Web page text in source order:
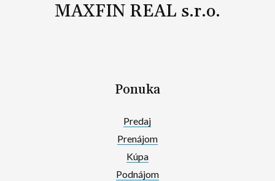
MAXFIN REAL s.r.o.
Ponuka
Predaj
Prenájom
Kúpa
Podnájom